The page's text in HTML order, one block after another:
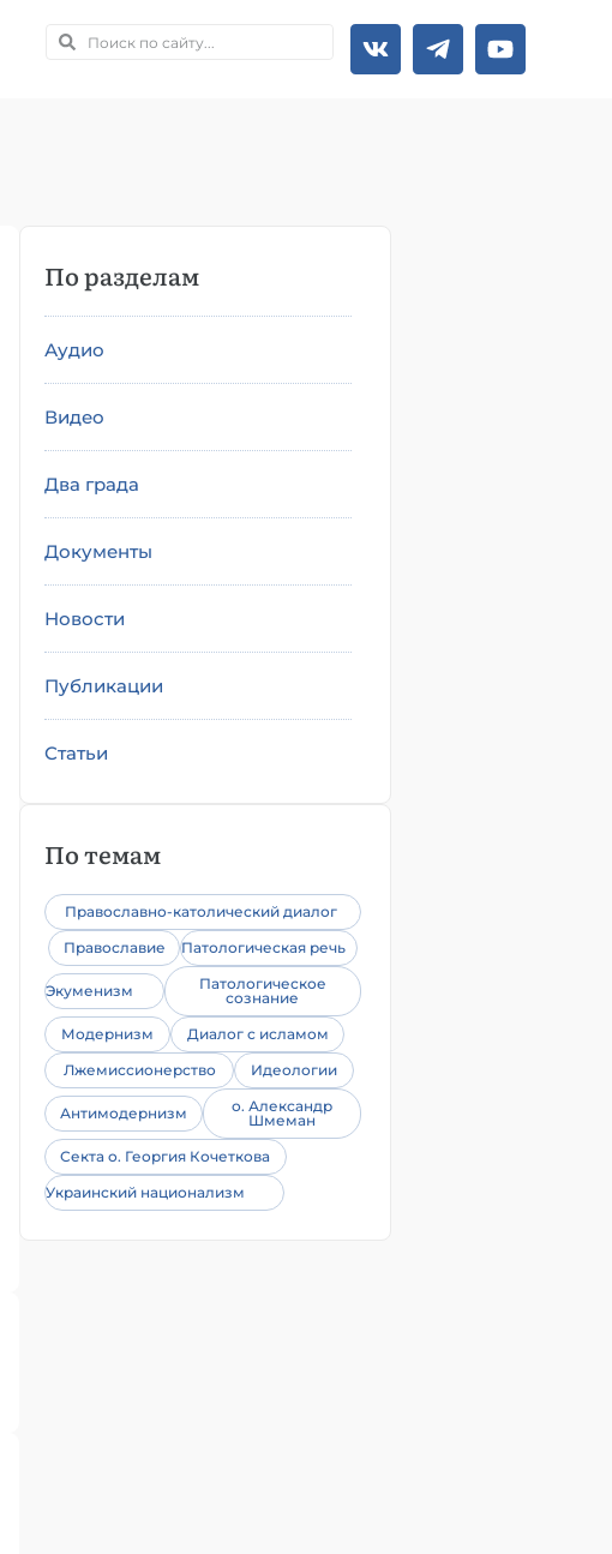
По разделам
Аудио
Видео
Два града
Документы
Новости
Публикации
Статьи
По темам
Православно-католический диалог
Православие
Патологическая речь
Экуменизм
Патологическое
сознание
Модернизм
Диалог с исламом
Лжемиссионерство
Идеологии
Антимодернизм
о. Александр
Шмеман
Секта о. Георгия Кочеткова
Украинский национализм